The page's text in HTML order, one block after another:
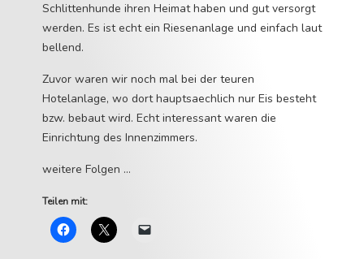
Schlittenhunde ihren Heimat haben und gut versorgt
werden. Es ist echt ein Riesenanlage und einfach laut
bellend.
Zuvor waren wir noch mal bei der teuren
Hotelanlage, wo dort hauptsaechlich nur Eis besteht
bzw. bebaut wird. Echt interessant waren die
Einrichtung des Innenzimmers.
weitere Folgen …
Teilen mit: